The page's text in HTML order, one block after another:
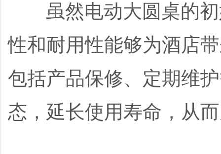
虽然电动大圆桌的初
性和耐用性能够为酒店
包括产品保修、定期维
态，延长使用寿命，从